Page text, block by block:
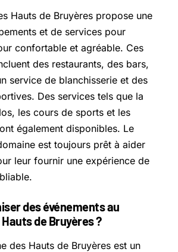
Hauts de Bruyères propose une
et de services pour
confortable et agréable. Ces
des restaurants, des bars,
service de blanchisserie et des
Des services tels que la
les cours de sports et les
également disponibles. Le
est toujours prêt à aider
leur fournir une expérience de
des événements au
de Bruyères ?
des Hauts de Bruyères est un